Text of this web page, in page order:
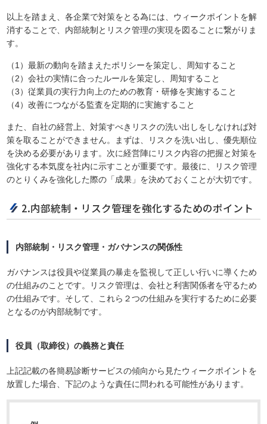
以上を踏まえ、各企業で対策をとる為には、ウィークポイントを解
消することで、内部統制とリスク管理の実現を図ることに繋がりま
す。
（1）最新の動向を踏まえたポリシーを策定し、周知すること
（2）会社の実情に合ったルールを策定し、周知すること
（3）従業員の実行力向上のための教育・研修を実施すること
（4）改善につながる監査を定期的に実施すること
また、自社の経営上、対策すべきリスクの洗い出しをしなければ対
策を取ることができません。まずは、リスクを洗い出し、優先順位
を決める必要があります。次に経営陣にリスク内容の把握と対策を
強化する本気度を社内に示すことが重要です。最後に、リスク管理
のとりくみを強化した際の「成果」を決めておくことが大切です。
2.内部統制・リスク管理を強化するためのポイント
内部統制・リスク管理・ガバナンスの関係性
ガバナンスは役員や従業員の暴走を監視して正しい行いに導くため
の仕組みのことです。リスク管理は、会社と利害関係者を守るため
の仕組みです。そして、これら２つの仕組みを実行するために必要
となるのが内部統制です。
役員（取締役）の義務と責任
上記記載の各簡易診断サービスの傾向から見たウィークポイントを
放置した場合、下記のような責任に問われる可能性があります。